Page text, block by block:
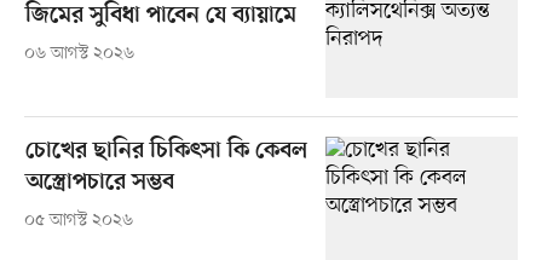
জিমের সুবিধা পাবেন যে ব্যায়ামে
০৬ আগস্ট ২০২৬
চোখের ছানির চিকিৎসা কি কেবল
অস্ত্রোপচারে সম্ভব
০৫ আগস্ট ২০২৬